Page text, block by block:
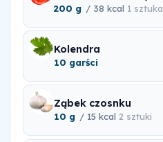
200 g / 38 kcal 1 sztuka
Kolendra
10 garści
Ząbek czosnku
10 g / 15 kcal 2 sztuki